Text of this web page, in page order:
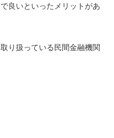
良いといったメリットがあ
り扱っている民間金融機関